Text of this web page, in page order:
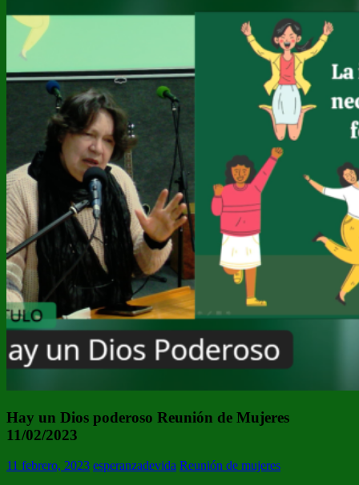
Hay un Dios poderoso Reunión de Mujeres
11/02/2023
11 febrero, 2023 esperanzadevida Reunión de mujeres